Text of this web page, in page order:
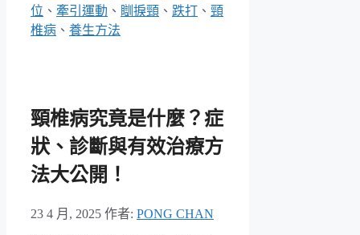
類
籤
位 、 牽引運動 、 瞓捩頸 、 跌打 、 頸
椎病 、 養生方法
頸椎病究竟是什麼？症
狀、診斷與有效治療方
法大公開！
23 4 月, 2025 作者: PONG CHAN